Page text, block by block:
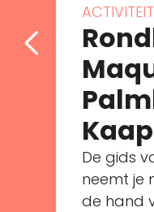
De gids
neemt je
de hand